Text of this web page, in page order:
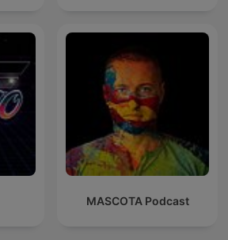
MASCOTA Podcast